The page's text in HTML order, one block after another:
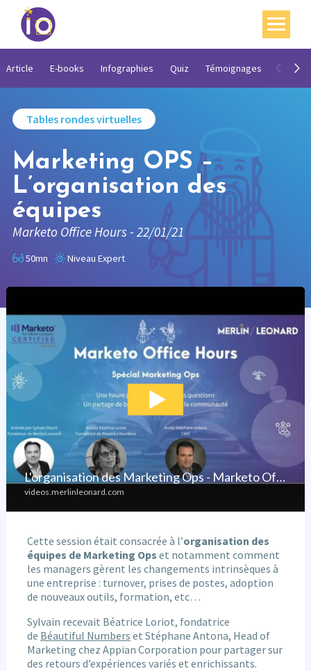
Vos enjeux
Académie
Ressources
Agenda
Contact
Mon compte
English
Article E-books Infographies Quiz Témoignages Vidéos
Tables rondes virtuelles
Marketing OPS –
L’organisation des
équipes
Marketo Office Hours - 22/01/21
50mn Niveau Expert
Cette session était consacrée à l’organisation des
équipes de Marketing Ops et notamment comment
les managers gèrent les changements intrinsèques à
une entreprise : turnover, prises de postes, adoption
de nouveaux outils, formation, etc…
Sylvain recevait Béatrice Loriot, fondatrice
de Béautiful Numbers et Stéphane Antona, Head of
Marketing chez Appian Corporation pour partager sur
des retours d’expériences variés et enrichissants.